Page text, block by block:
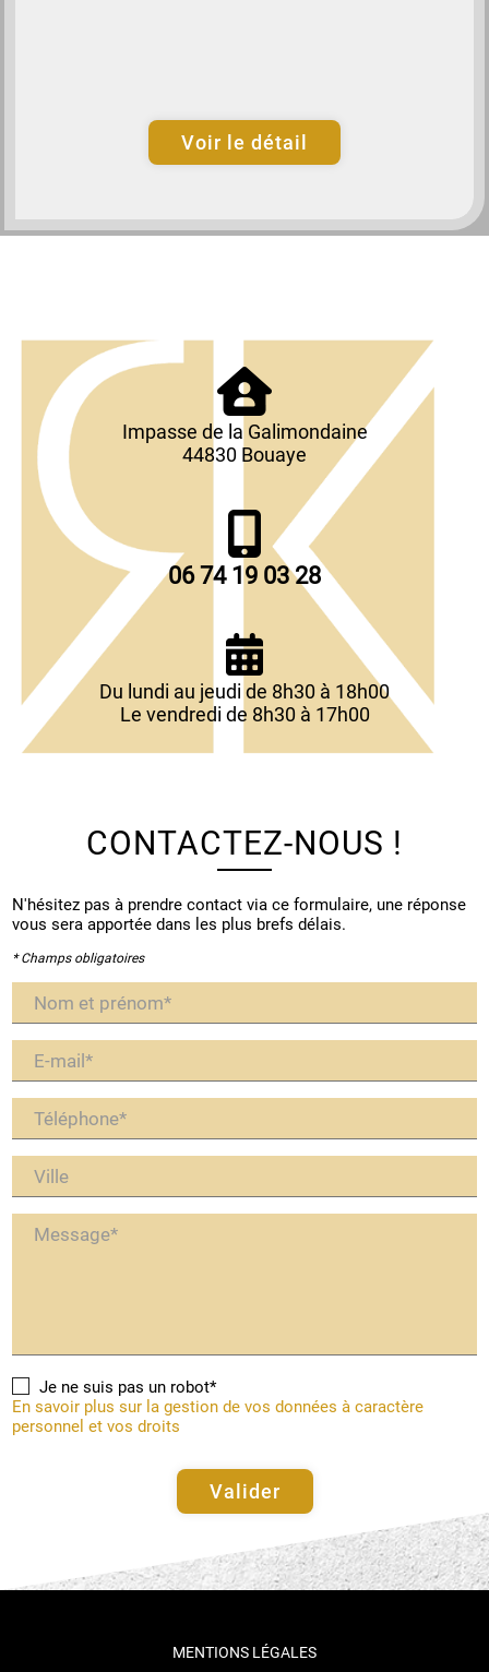
Voir le détail
Impasse de la Galimondaine
44830 Bouaye
06 74 19 03 28
Du lundi au jeudi de 8h30 à 18h00
Le vendredi de 8h30 à 17h00
CONTACTEZ-NOUS !
N'hésitez pas à prendre contact via ce formulaire, une réponse
vous sera apportée dans les plus brefs délais.
* Champs obligatoires
Nom et prénom*
E-mail*
Téléphone*
Ville
Message*
Je ne suis pas un robot*
En savoir plus sur la gestion de vos données à caractère
personnel et vos droits
Valider
MENTIONS LÉGALES